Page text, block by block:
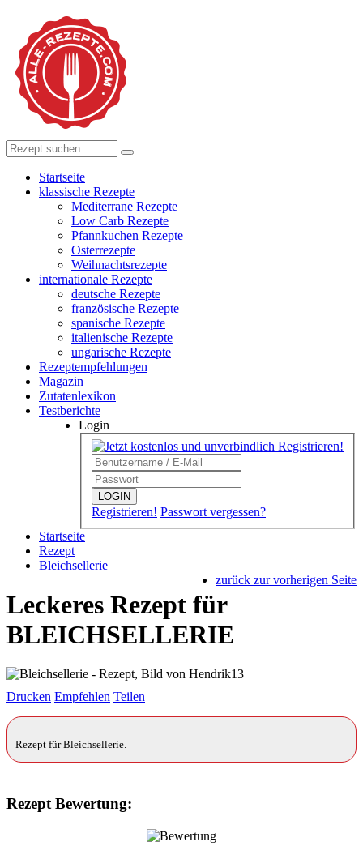
Startseite
klassische Rezepte
Mediterrane Rezepte
Low Carb Rezepte
Pfannkuchen Rezepte
Osterrezepte
Weihnachtsrezepte
internationale Rezepte
deutsche Rezepte
französische Rezepte
spanische Rezepte
italienische Rezepte
ungarische Rezepte
Rezeptempfehlungen
Magazin
Zutatenlexikon
Testberichte
Login
LOGIN
Registrieren! Passwort vergessen?
Startseite
Rezept
Bleichsellerie
zurück zur vorherigen Seite
Leckeres Rezept für
BLEICHSELLERIE
Drucken Empfehlen Teilen
Rezept für Bleichsellerie.
Rezept Bewertung: